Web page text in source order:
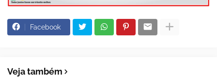
Facebook
Veja também